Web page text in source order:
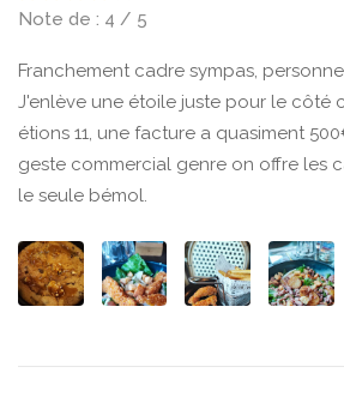
Note de : 4 / 5
Franchement cadre sympas,
J'enlève une étoile juste pour le côté
étions 11, une facture a quasiment
geste commercial genre on offre les
le seule bémol.